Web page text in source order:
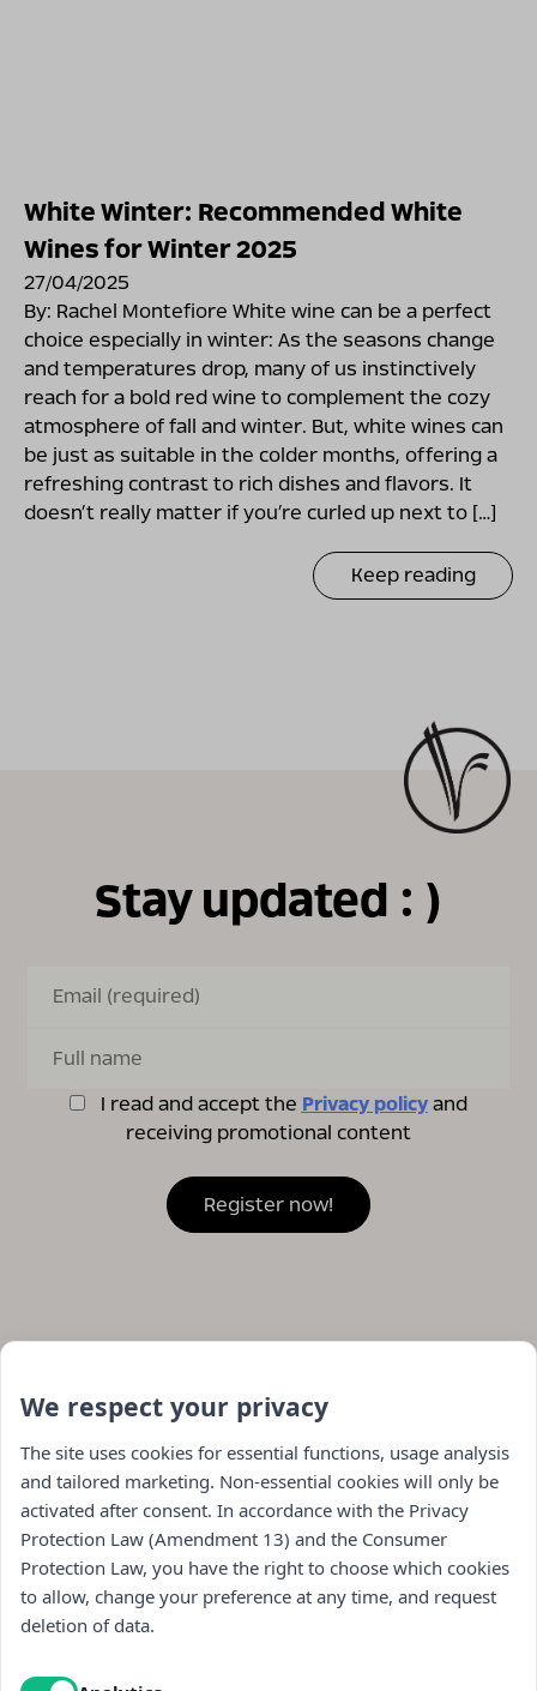
White Winter: Recommended White
Wines for Winter 2025
27/04/2025
By: Rachel Montefiore White wine can be a perfect
choice especially in winter: As the seasons change
and temperatures drop, many of us instinctively
reach for a bold red wine to complement the cozy
atmosphere of fall and winter. But, white wines can
be just as suitable in the colder months, offering a
refreshing contrast to rich dishes and flavors. It
doesn’t really matter if you’re curled up next to […]
Keep reading
Stay updated : )
I read and accept the Privacy policyand
receiving promotional content
Navigation
We respect your privacy
The site uses cookies for essential functions, usage analysis
and tailored marketing. Non-essential cookies will only be
activated after consent. In accordance with the Privacy
Protection Law (Amendment 13) and the Consumer
Protection Law, you have the right to choose which cookies
to allow, change your preference at any time, and request
deletion of data.